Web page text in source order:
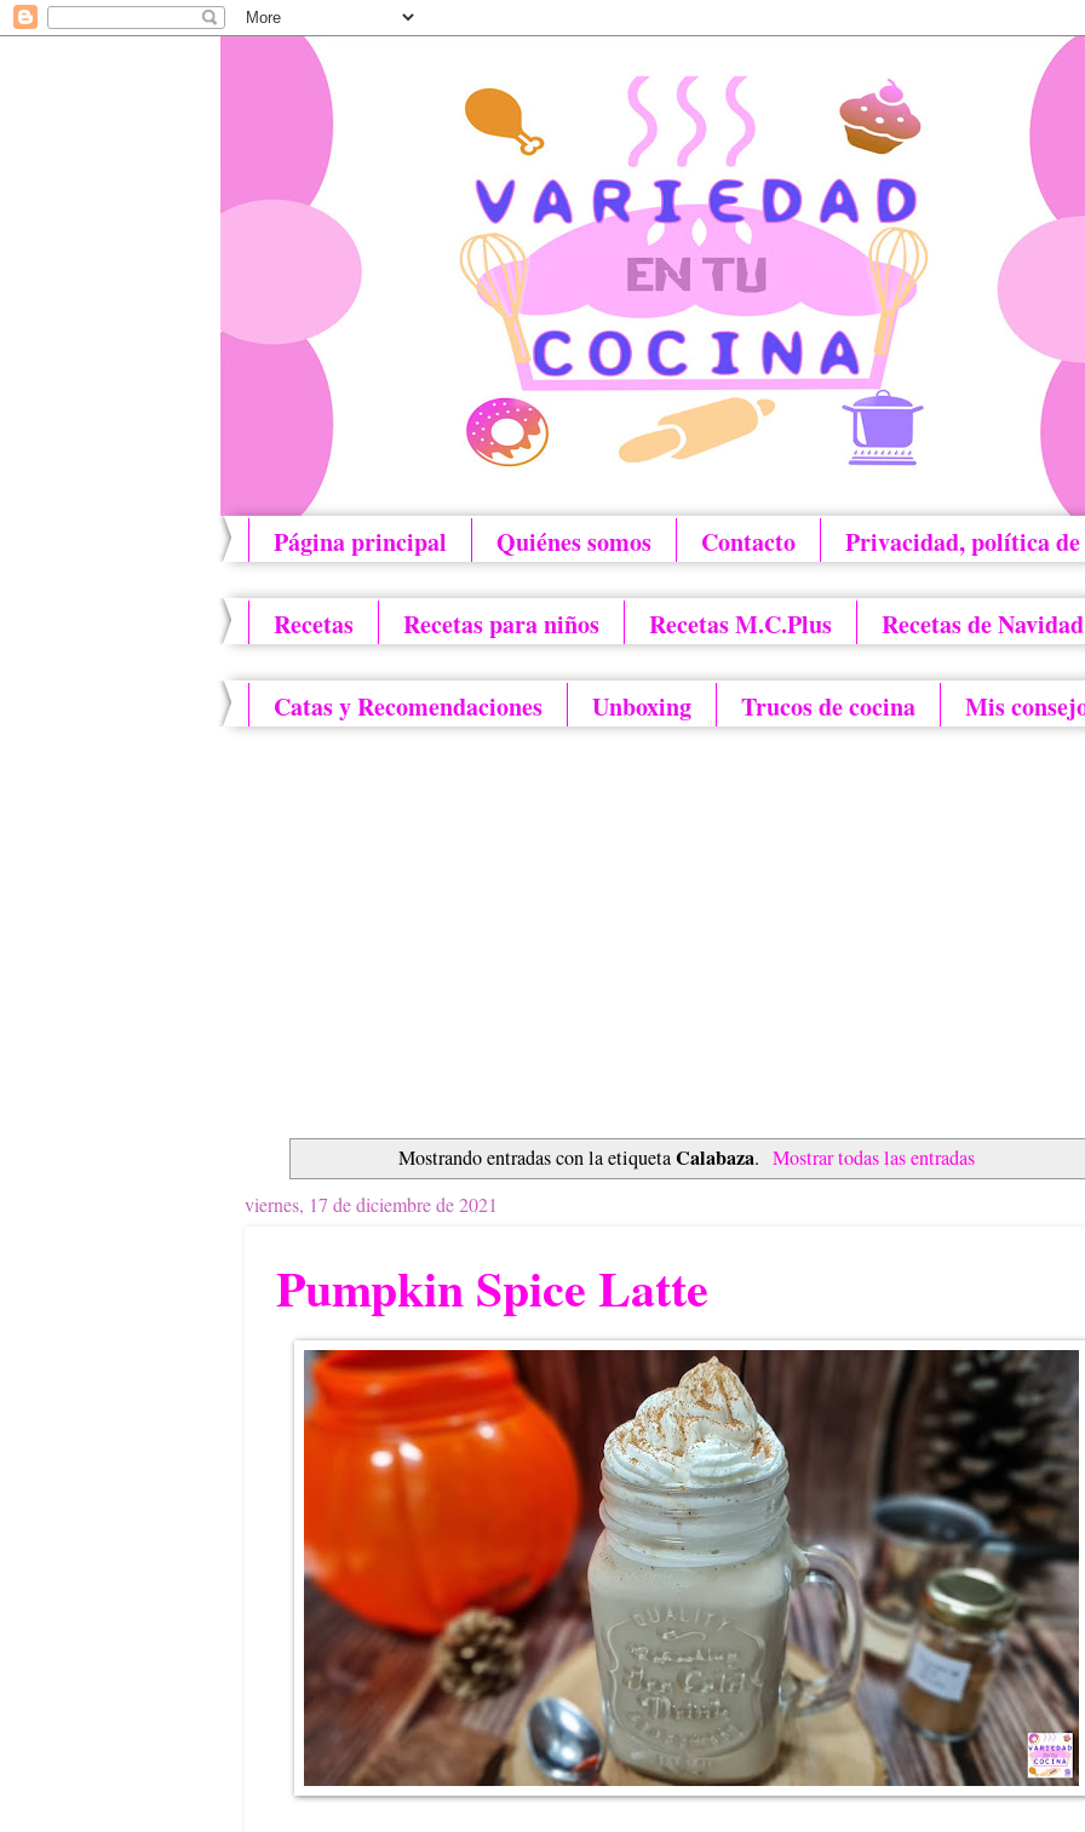
Página principal Quiénes somos Contacto Privacidad, política de
Recetas Recetas para niños Recetas M.C.Plus Recetas de Navidad
Catas y Recomendaciones Unboxing Trucos de cocina Mis
Mostrando entradas con la etiquetaCalabaza. Mostrar todas las entradas
viernes, 17 de diciembre de 2021
Pumpkin Spice Latte